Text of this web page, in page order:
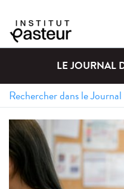
LE JOURNAL